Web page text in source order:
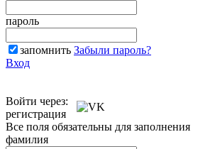
пароль
запомнить Забыли пароль?
Вход
Войти через:
регистрация
Все поля обязательны для заполнения
фамилия